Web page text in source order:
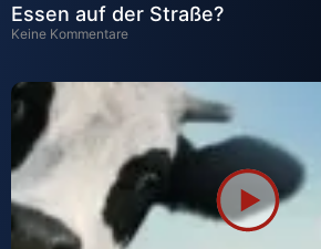
Essen auf der Straße?
Keine Kommentare